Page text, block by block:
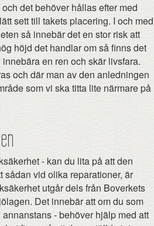
det behöver hållas efter med
sett till takets placering. I och med
så innebär det en stor risk att
höjd det handlar om så finns det
en ren och skär livsfara.
och där man av den anledningen
som vi ska titta lite närmare på
- kan du lita på att den
sådan vid olika reparationer, är
utgår dels från Boverkets
Det innebär att om du som
- behöver hjälp med att